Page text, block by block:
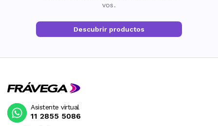
vos.
Descubrir productos
Asistente virtual
11 2855 5086